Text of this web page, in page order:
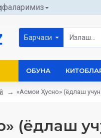
Барчаси
ОБУНА
«Асмои Ҳусно» (ёдлаш
(ёдлаш